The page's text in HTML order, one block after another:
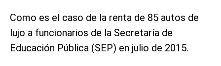
Como es el caso de la renta de 85 autos de
lujo a funcionarios de la Secretaría de
Educación Pública (SEP) en julio de 2015.